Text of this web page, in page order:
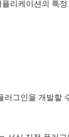
리케이션의 특
러그인을 개발할